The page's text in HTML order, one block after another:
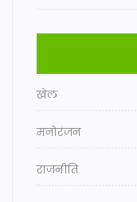
खेल
मनोरंजन
राजनीति